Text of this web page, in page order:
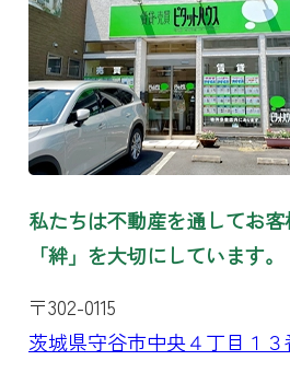
私たちは不動産を通してお
「絆」を大切にしています。
〒302-0115
茨城県守谷市中央４丁目１